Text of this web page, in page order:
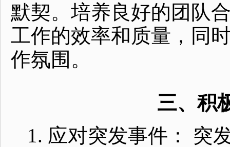
默契。培养良好的团队
工作的效率和质量，同
作氛围。
三、积
1. 应对突发事件： 突